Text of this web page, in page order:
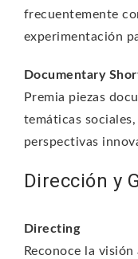
frecuentemente
experimentación
Documentary
Premia piezas
temáticas
perspectivas
Dirección y
Directing
Reconoce la